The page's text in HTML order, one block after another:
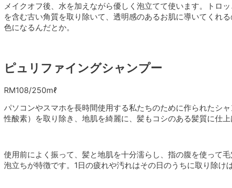
メイクオフ後、水を加えながら優しく泡立てて使います。トロ
を含む古い角質を取り除いて、透明感のあるお肌に導いてくれ
色になるんだとか。
ピュリファイングシャンプー
RM108/250mℓ
パソコンやスマホを長時間使用する私たちのために作られたシ
性酸素）を取り除き、地肌を綺麗に、髪もコシのある髪質に仕上
使用前によく振って、髪と地肌を十分濡らし、指の腹を使って
泡立ちが特徴です。1日の疲れや汚れはその日のうちに取り除け